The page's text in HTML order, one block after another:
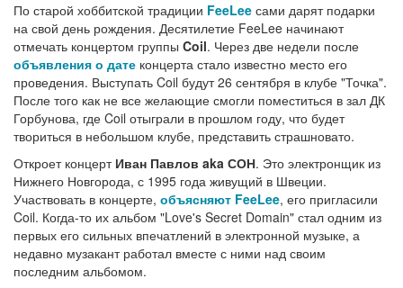
По старой хоббитской традиции FeeLee сами дарят подарки
на свой день рождения. Десятилетие FeeLee начинают
отмечать концертом группы Coil. Через две недели после
объявления о дате концерта стало известно место его
проведения. Выступать Coil будут 26 сентября в клубе "Точка".
После того как не все желающие смогли поместиться в зал ДК
Горбунова, где Coil отыграли в прошлом году, что будет
твориться в небольшом клубе, представить страшновато.
Откроет концерт Иван Павлов aka СОН. Это электронщик из
Нижнего Новгорода, с 1995 года живущий в Швеции.
Участвовать в концерте, объясняют FeeLee, его пригласили
Coil. Когда-то их альбом "Love's Secret Domain" стал одним из
первых его сильных впечатлений в электронной музыке, а
недавно музакант работал вместе с ними над своим
последним альбомом.